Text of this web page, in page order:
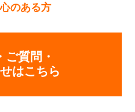
のある方
ご質問・
はこちら